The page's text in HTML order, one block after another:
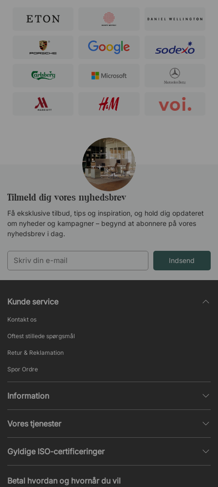
Tilmeld dig vores nyhedsbrev
Få eksklusive tilbud, tips og inspiration, og hold dig opdateret
om nyheder og kampagner – begynd at abonnere på vores
nyhedsbrev i dag.
Indsend
Kunde service
Kontakt os
Oftest stillede spørgsmål
Retur & Reklamation
Spor Ordre
Information
Salgs- & Leveringsbetingelser
Populære sider
Vores tjenester
Kontormøbler tilbud
Betal hvordan og hvornår du vil
Gyldige ISO-certificeringer